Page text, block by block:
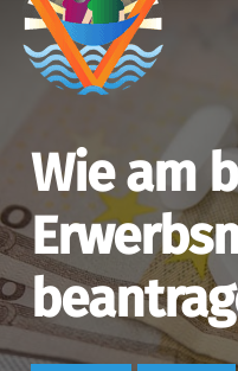
Wie am